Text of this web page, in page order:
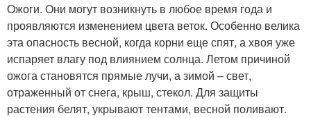
Ожоги. Они могут возникнуть в любое время года и
проявляются изменением цвета веток. Особенно велика
эта опасность весной, когда корни еще спят, а хвоя уже
испаряет влагу под влиянием солнца. Летом причиной
ожога становятся прямые лучи, а зимой – свет,
отраженный от снега, крыш, стекол. Для защиты
растения белят, укрывают тентами, весной поливают.